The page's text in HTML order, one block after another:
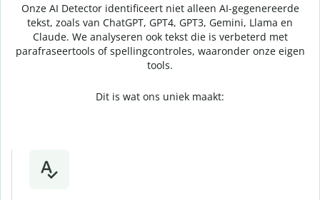
Onze AI Detector identificeert niet alleen AI-gegenereerde
tekst, zoals van ChatGPT, GPT4, GPT3, Gemini, Llama en
Claude. We analyseren ook tekst die is verbeterd met
parafraseertools of spellingcontroles, waaronder onze eigen
tools.
Dit is wat ons uniek maakt: